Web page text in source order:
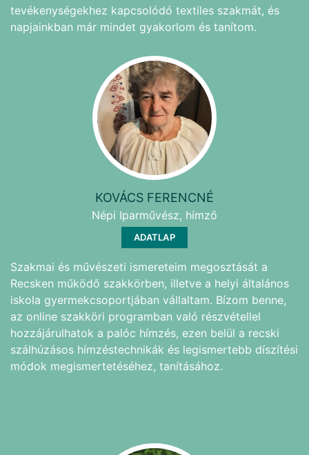
tevékenységekhez kapcsolódó textiles szakmát, és
napjainkban már mindet gyakorlom és tanítom.
KOVÁCS FERENCNÉ
Népi Iparművész, hímző
ADATLAP
Szakmai és művészeti ismereteim megosztását a
Recsken működő szakkörben, illetve a helyi általános
iskola gyermekcsoportjában vállaltam. Bízom benne,
az online szakköri programban való részvétellel
hozzájárulhatok a palóc hímzés, ezen belül a recski
szálhúzásos hímzéstechnikák és legismertebb díszítési
módok megismertetéséhez, tanításához.